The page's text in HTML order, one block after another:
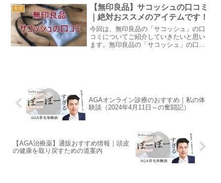
繁にお店に出かけていますが、なかなか
嬉しい期間ですね！今回...
生活
【無印良品】サコッシュの口コミ
｜絶対おススメのアイテムです！
今回は、無印良品の「サコッシュ」の口
コミについてご紹介していきたいと思い
ます。無印良品の「サコッシュ」の口コ
AGAオンライン診療のおすすめ｜私の体
験談（2024年4月11日～の奮闘記）
【AGA治療薬】通販おすすめ情報｜頭皮
の健康を取り戻すための道案内